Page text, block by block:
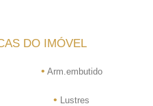
DO IMÓVEL
• Arm.embutido
• Lustres